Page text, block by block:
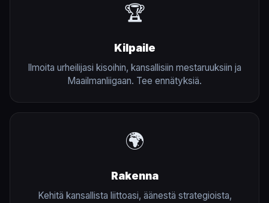
🏆
Kilpaile
Ilmoita urheilijasi kisoihin, kansallisiin mestaruuksiin ja
Maailmanliigaan. Tee ennätyksiä.
🌍
Rakenna
Kehitä kansallista liittoasi, äänestä strategioista,